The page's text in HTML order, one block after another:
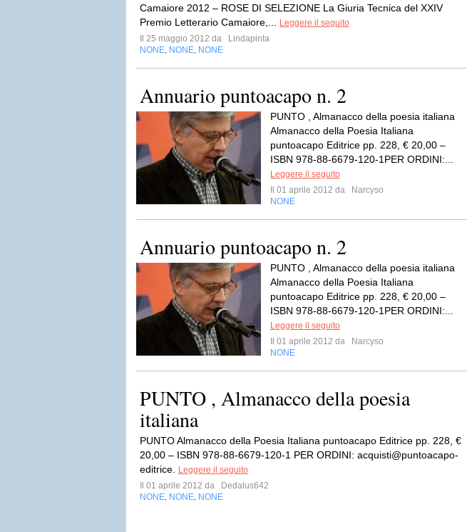
Camaiore 2012 – ROSE DI SELEZIONE La Giuria Tecnica del XXIV
Premio Letterario Camaiore,...
Leggere il seguito
Il 25 maggio 2012 da
Lindapinta
NONE NONE NONE
Annuario puntoacapo n. 2
PUNTO , Almanacco della poesia italiana
Almanacco della Poesia Italiana
puntoacapo Editrice pp. 228, € 20,00 –
ISBN 978-88-6679-120-1PER ORDINI:...
Leggere il seguito
Il 01 aprile 2012 da
Narcyso
NONE
Annuario puntoacapo n. 2
PUNTO , Almanacco della poesia italiana
Almanacco della Poesia Italiana
puntoacapo Editrice pp. 228, € 20,00 –
ISBN 978-88-6679-120-1PER ORDINI:...
Leggere il seguito
Il 01 aprile 2012 da
Narcyso
NONE
PUNTO , Almanacco della poesia
italiana
PUNTO Almanacco della Poesia Italiana puntoacapo Editrice pp. 228, €
20,00 – ISBN 978-88-6679-120-1 PER ORDINI: acquisti@puntoacapo-
editrice.
Leggere il seguito
Il 01 aprile 2012 da
Dedalus642
NONE NONE NONE